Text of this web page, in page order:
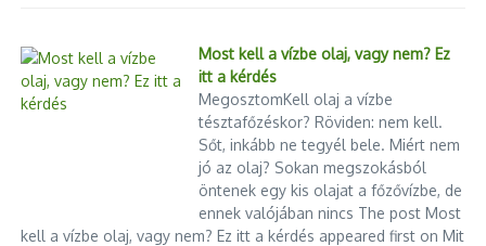
Most kell a vízbe olaj, vagy nem? Ez
itt a kérdés
MegosztomKell olaj a vízbe
tésztafőzéskor? Röviden: nem kell.
Sőt, inkább ne tegyél bele. Miért nem
jó az olaj? Sokan megszokásból
öntenek egy kis olajat a főzővízbe, de
ennek valójában nincs The post Most
kell a vízbe olaj, vagy nem? Ez itt a kérdés appeared first on Mit